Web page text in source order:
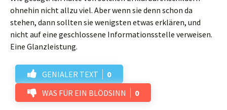
ohnehin nicht allzu viel. Aber wenn sie denn schon da
stehen, dann sollten sie wenigsten etwas erklären, und
nicht auf eine geschlossene Informationsstelle verweisen.
Eine Glanzleistung.
GENIALER TEXT
0
WAS FÜR EIN BLÖDSINN
0